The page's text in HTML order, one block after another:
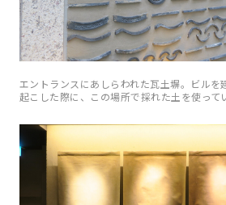
エントランスにあしらわれた瓦土塀。ビルを
起こした際に、この場所で採れた土を使って